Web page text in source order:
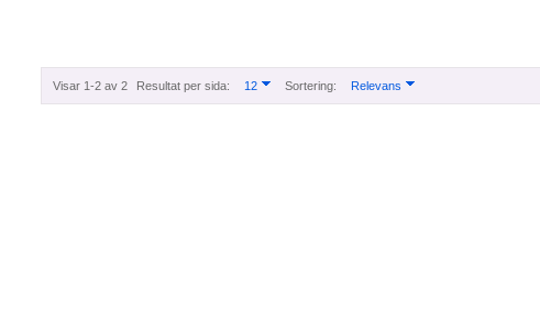
Visar 1-2 av 2 Resultat per sida: 12 Sortering: Relevans